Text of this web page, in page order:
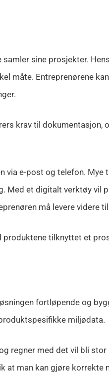
sine prosjekter.
måte. Entreprenørene
krav til dokumentasjon,
via e-post og telefon. Mye
Med et digitalt verktøy vil
må levere videre
produktene tilknyttet et
fortløpende og
miljødata.
regner med det vil bli
man kan gjøre korrekte